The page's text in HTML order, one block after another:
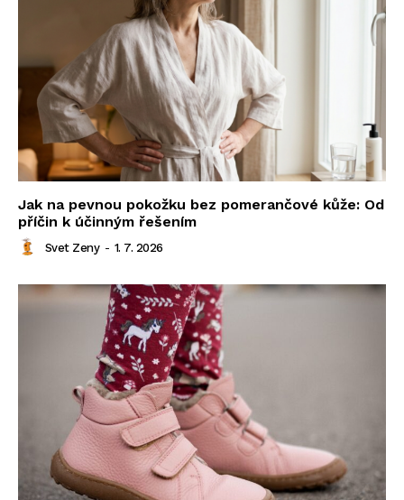
Jak na pevnou pokožku bez pomerančové kůže: Od
příčin k účinným řešením
Svet Zeny - 1. 7. 2026